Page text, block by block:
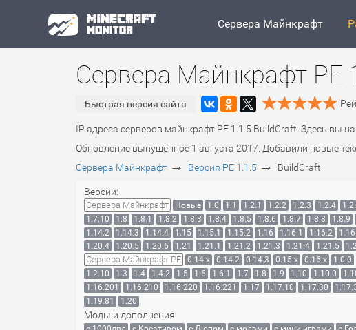
Сервера Майнкрафт
Сервера Майнкрафт PE
Быстрая версия сайта
IP адреса серверов майнкрафт PE 1.1.5 BuildCraft. Здесь вы
Обновление выпущенное 1 августа 2017. Добавили новые
Сервера Майнкрафт → Версия PE 1.1.5 → BuildCraft
Версии:
Сервера Майнкрафт Новые 1.0 1.1 1.2.1 1.2.2 1.2.3 1.2.4
1.7.10
1.8 1.8.1 1.8.2 1.8.3 1.8.4 1.8.5 1.8.6 1.8.7 1.8.8 1.8.9
1.14.2
1.14.3 1.14.4 1.15 1.15.1 1.15.2 1.16 1.16.1 1.16.2
1.20.4
1.20.5 1.20.6 1.21 1.21.1 1.21.2 1.21.3 1.21.4 1.21.5
Сервера Майнкрафт PE 0.14.x 0.14.2 0.14.3 0.15.x 0.16.x 1.0.0
1.2.10
1.3 1.4 1.4.2 1.5 1.6 1.6.1 1.7 1.8 1.9 1.10 1.10.0
1.16.201
1.16.210 1.16.220 1.16.221 1.17 1.17.10 1.17.30
1.19.81
1.20
Моды и дополнения: